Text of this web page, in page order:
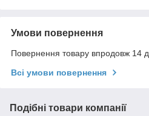
Умови повернення
Повернення товару впродовж 14
Всі умови повернення
Подібні товари компанії